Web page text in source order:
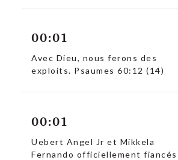
00:01
Avec Dieu, nous ferons des
exploits. Psaumes 60:12 (14)
00:01
Uebert Angel Jr et Mikkela
Fernando officiellement fiancés